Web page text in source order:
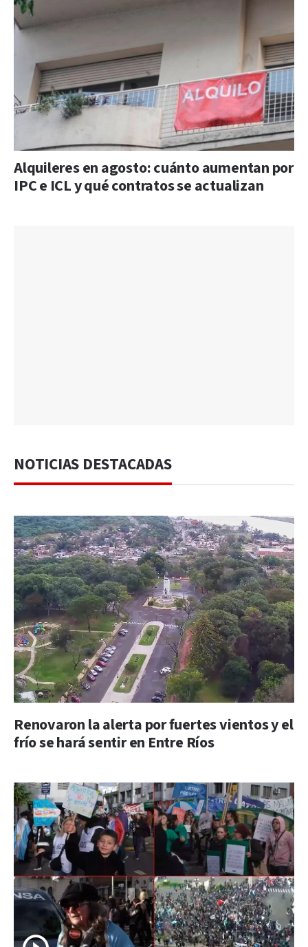
Alquileres en agosto: cuánto aumentan por
IPC e ICL y qué contratos se actualizan
NOTICIAS DESTACADAS
Renovaron la alerta por fuertes vientos y el
frío se hará sentir en Entre Ríos